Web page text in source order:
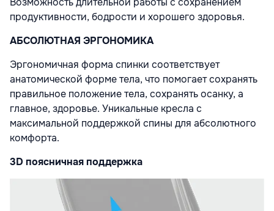
продуктивности, бодрости и хорошего здоровья.
АБСОЛЮТНАЯ ЭРГОНОМИКА
Эргономичная форма спинки соответствует
анатомической форме тела, что помогает сохранять
правильное положение тела, сохранять осанку, а
главное, здоровье. Уникальные кресла с
максимальной поддержкой спины для абсолютного
комфорта.
3D поясничная поддержка